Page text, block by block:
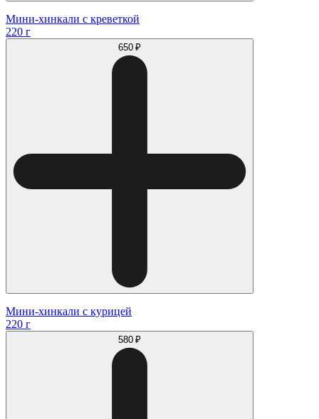
Мини-хинкали с креветкой
220 г
650 ₽
Мини-хинкали с курицей
220 г
580 ₽